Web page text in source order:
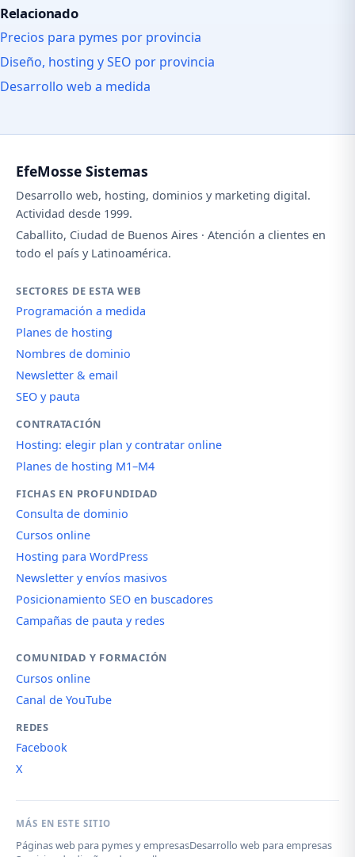
Relacionado
Precios para pymes por provincia
Diseño, hosting y SEO por provincia
Desarrollo web a medida
EfeMosse Sistemas
Desarrollo web, hosting, dominios y marketing digital.
Actividad desde 1999.
Caballito, Ciudad de Buenos Aires · Atención a clientes en
todo el país y Latinoamérica.
SECTORES DE ESTA WEB
Programación a medida
Planes de hosting
Nombres de dominio
Newsletter & email
SEO y pauta
CONTRATACIÓN
Hosting: elegir plan y contratar online
Planes de hosting M1–M4
FICHAS EN PROFUNDIDAD
Consulta de dominio
Cursos online
Hosting para WordPress
Newsletter y envíos masivos
Posicionamiento SEO en buscadores
Campañas de pauta y redes
COMUNIDAD Y FORMACIÓN
Cursos online
Canal de YouTube
REDES
Facebook
X
MÁS EN ESTE SITIO
Páginas web para pymes y empresasDesarrollo web para empresas